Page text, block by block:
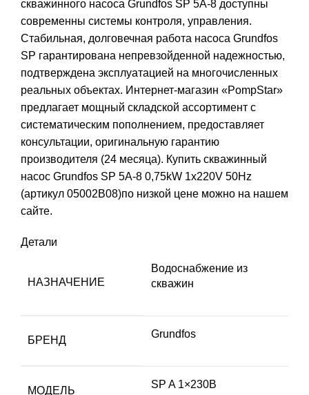
скважинного насоса Grundfos SP 5A-8 доступны
современны системы контроля, управления.
Стабильная, долговечная работа насоса Grundfos
SP гарантирована непревзойденной надежностью,
подтверждена эксплуатацией на многочисленных
реальных объектах. Интернет-магазин «PompStar»
предлагает мощный складской ассортимент с
систематическим пополнением, предоставляет
консультации, оригинальную гарантию
производителя (24 месяца). Купить скважинный
насос Grundfos SP 5A-8 0,75kW 1x220V 50Hz
(артикул 05002B08)по низкой цене можно на нашем
сайте.
Детали
НАЗНАЧЕНИЕ
Водоснабжение из
скважин
БРЕНД
Grundfos
МОДЕЛЬ
SP A 1×230В